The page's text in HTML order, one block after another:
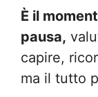
È il
pausa,
capire,
ma il tutto